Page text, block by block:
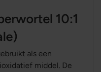
10:1
als een
middel. De